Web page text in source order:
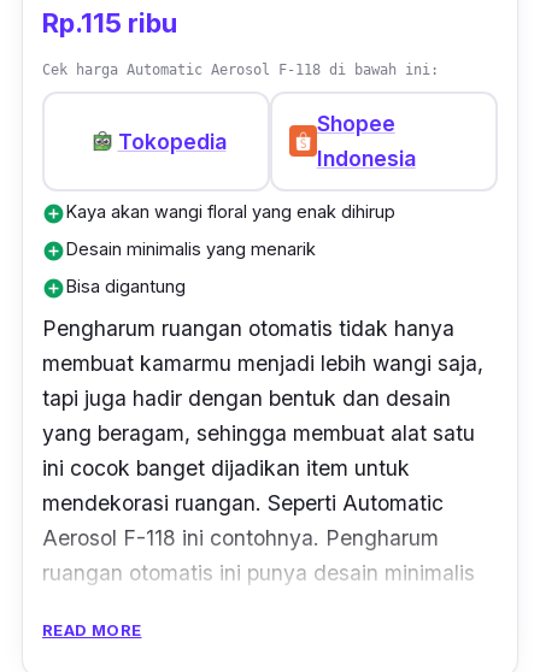
Rp.115 ribu
Cek harga Automatic Aerosol F-118 di bawah ini:
Tokopedia
Shopee
Indonesia
add_circleKaya akan wangi floral yang enak dihirup
add_circleDesain minimalis yang menarik
add_circleBisa digantung
Pengharum ruangan otomatis tidak hanya
membuat kamarmu menjadi lebih wangi saja,
tapi juga hadir dengan bentuk dan desain
yang beragam, sehingga membuat alat satu
ini cocok banget dijadikan item untuk
mendekorasi ruangan. Seperti Automatic
Aerosol F-118 ini contohnya. Pengharum
ruangan otomatis ini punya desain minimalis
READ MORE